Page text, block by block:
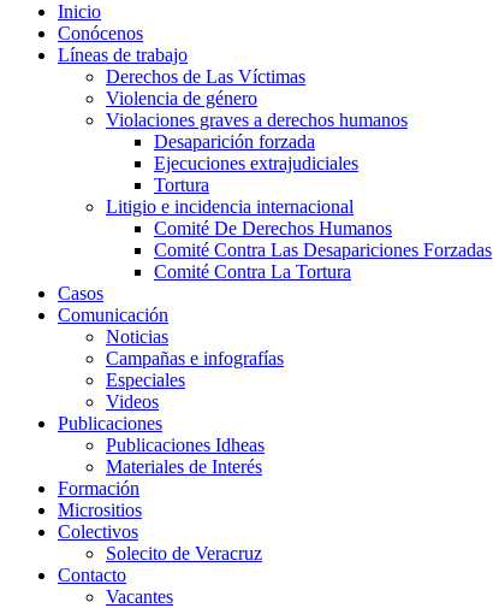
Inicio
Conócenos
Líneas de trabajo
Derechos de Las Víctimas
Violencia de género
Violaciones graves a derechos humanos
Desaparición forzada​
Ejecuciones extrajudiciales
Tortura
Litigio e incidencia internacional
Comité De Derechos Humanos​
Comité Contra Las Desapariciones Forzadas
Comité Contra La Tortura​
Casos
Comunicación
Noticias
Campañas e infografías
Especiales
Videos
Publicaciones
Publicaciones Idheas
Materiales de Interés
Formación
Micrositios
Colectivos
Solecito de Veracruz
Contacto
Vacantes